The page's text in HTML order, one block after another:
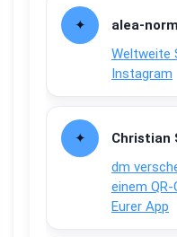
alea-
Weltweite
Instagram
Christian
dm
einem
Eurer App